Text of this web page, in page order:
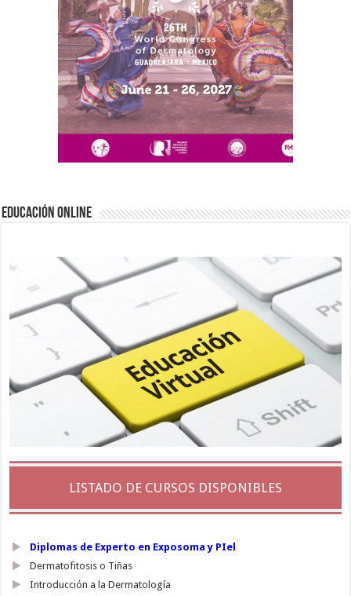
EDUCACIÓN ONLINE
LISTADO DE CURSOS DISPONIBLES
Diplomas de Experto en Exposoma y PIel
Dermatofitosis o Tiñas
Introducción a la Dermatología